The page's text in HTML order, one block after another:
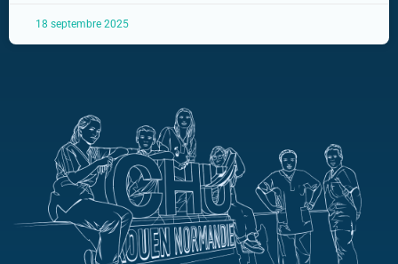
18 septembre 2025